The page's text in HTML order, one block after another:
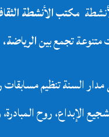
مكتب الأنشطة
متنوعة تجمع بين
السنة تنظيم
الإبداع، روح